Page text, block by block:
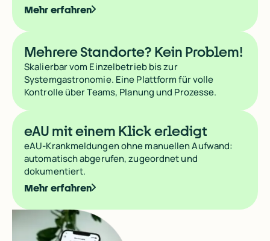
Wir wollten eigentlich nur die manuellen, statischen
Paul Kolarik
Geschäftsführer
Wir wollten eigentlich nur die manuellen, statischen
Paul Kolarik
Geschäftsführer
Mehr erfahren
Mehrere Standorte? Kein Problem!
Skalierbar vom Einzelbetrieb bis zur
Systemgastronomie. Eine Plattform für volle
Kontrolle über Teams, Planung und Prozesse.
eAU mit einem Klick erledigt
eAU-Krankmeldungen ohne manuellen Aufwand:
automatisch abgerufen, zugeordnet und
dokumentiert.
Mehr erfahren